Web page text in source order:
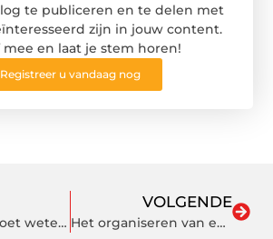
te publiceren en te delen met
zijn in jouw content.
mee en laat je stem horen!
Registreer u vandaag nog
Alles wat je moet weten over headshops
VOLGENDE
Het organiseren van een vegetarische BBQ: hoe je iedereen verwent met lekker eten